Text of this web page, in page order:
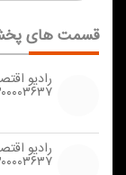
قسمت های
رادیو
۹۸۳۰۰۰۰۳۶۳۷+ شماره تلفن ۲۴
رادیو
۹۸۳۰۰۰۰۳۶۳۷+ شماره تلفن ۲۴